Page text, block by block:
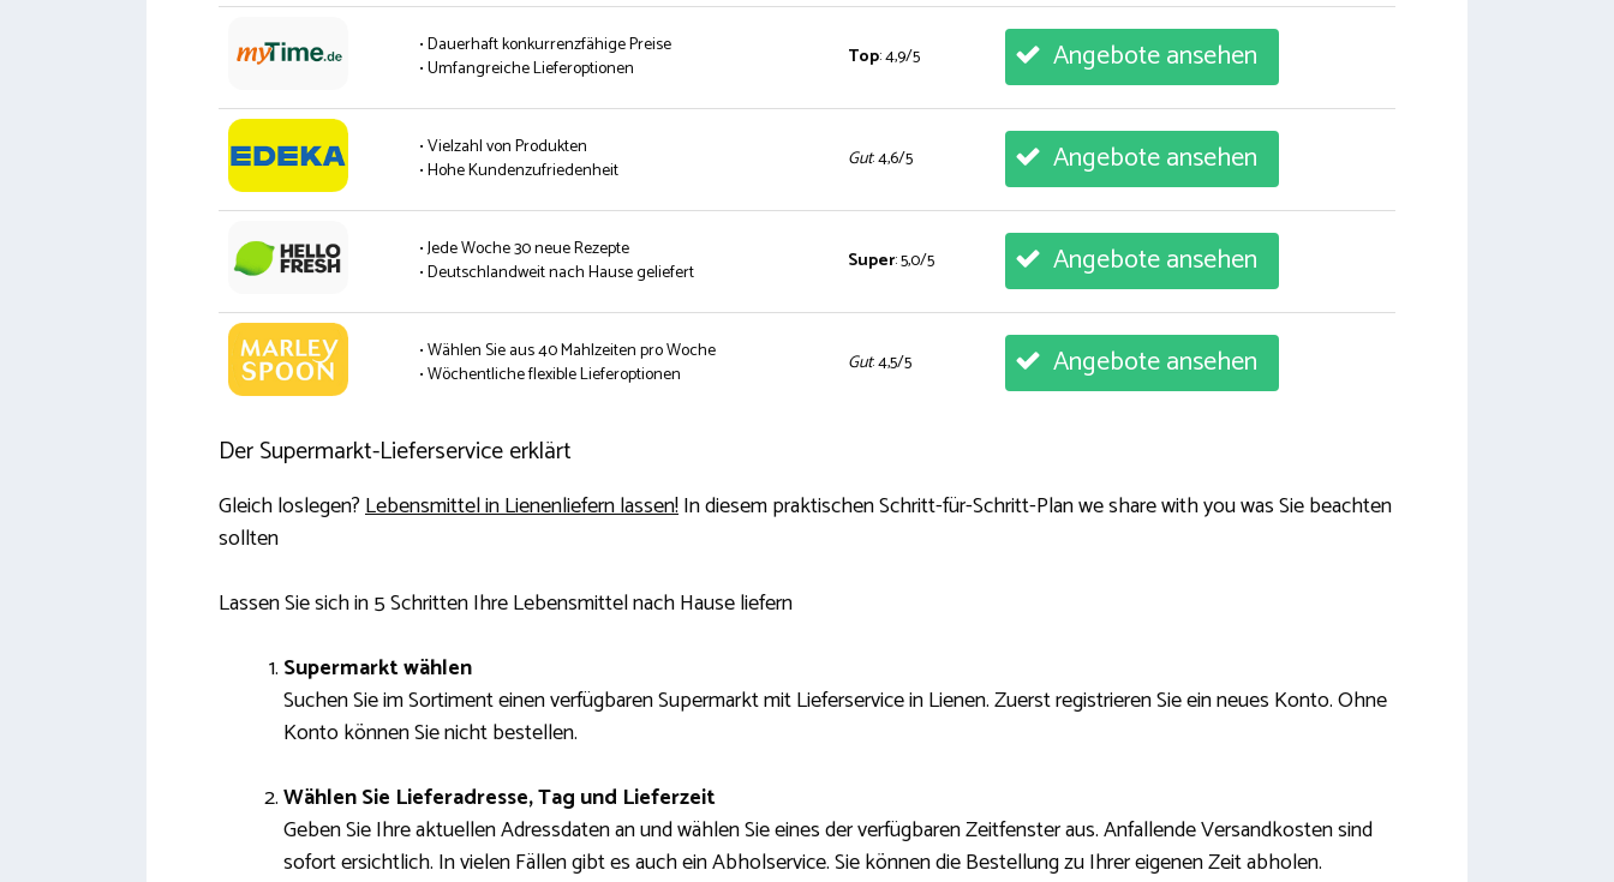
• Dauerhaft konkurrenzfähige Preise
• Umfangreiche Lieferoptionen
Top: 4,9/5 Angebote ansehen
• Vielzahl von Produkten
• Hohe Kundenzufriedenheit
Gut: 4,6/5 Angebote ansehen
• Jede Woche 30 neue Rezepte
• Deutschlandweit nach Hause geliefert
Super: 5,0/5 Angebote ansehen
• Wählen Sie aus 40 Mahlzeiten pro Woche
• Wöchentliche flexible Lieferoptionen
Gut: 4,5/5 Angebote ansehen
Der Supermarkt-Lieferservice erklärt
Gleich loslegen?Lebensmittel in Lienenliefern lassen!In diesem praktischen Schritt-für-Schritt-Plan we share with you was Sie beachten
sollten
Lassen Sie sich in 5 Schritten Ihre Lebensmittel nach Hause liefern
Supermarkt wählen
Suchen Sie im Sortiment einen verfügbaren Supermarkt mit Lieferservice in Lienen. Zuerst registrieren Sie ein neues Konto. Ohne
Konto können Sie nicht bestellen.
Wählen Sie Lieferadresse, Tag und Lieferzeit
Geben Sie Ihre aktuellen Adressdaten an und wählen Sie eines der verfügbaren Zeitfenster aus. Anfallende Versandkosten sind
sofort ersichtlich. In vielen Fällen gibt es auch ein Abholservice. Sie können die Bestellung zu Ihrer eigenen Zeit abholen.